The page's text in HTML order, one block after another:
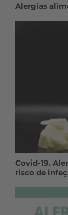
Alergias
Covid-19.
risco de